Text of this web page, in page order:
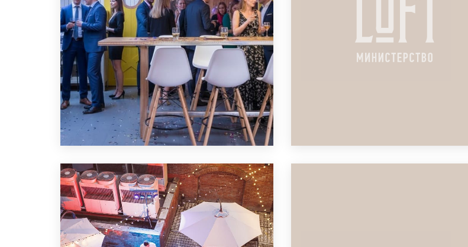
ЛОФТ ДЛЯ КОРПОРАТИВНОГО
НОВОГО ГОДА
ПОДРОБНЕЕ
ЛОФТ ДЛЯ ДЕТСКОГО ДНЯ